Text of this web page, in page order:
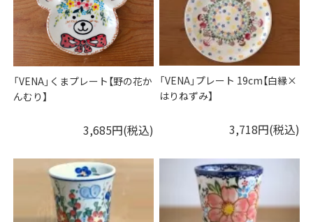
「VENA」くまプレート【野の花か
んむり】
3,685円(税込)
「VENA」プレート 19cm【白縁×
はりねずみ】
3,718円(税込)